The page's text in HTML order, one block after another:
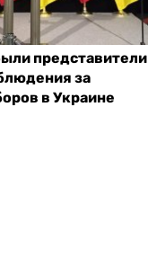
представители
за
в Украине